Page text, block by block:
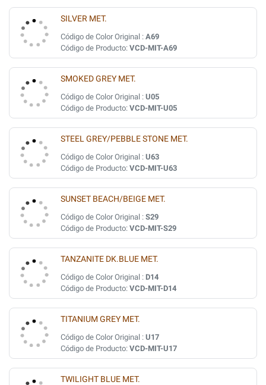
SILVER MET.
Código de Color Original : A69
Código de Producto: VCD-MIT-A69
SMOKED GREY MET.
Código de Color Original : U05
Código de Producto: VCD-MIT-U05
STEEL GREY/PEBBLE STONE MET.
Código de Color Original : U63
Código de Producto: VCD-MIT-U63
SUNSET BEACH/BEIGE MET.
Código de Color Original : S29
Código de Producto: VCD-MIT-S29
TANZANITE DK.BLUE MET.
Código de Color Original : D14
Código de Producto: VCD-MIT-D14
TITANIUM GREY MET.
Código de Color Original : U17
Código de Producto: VCD-MIT-U17
TWILIGHT BLUE MET.